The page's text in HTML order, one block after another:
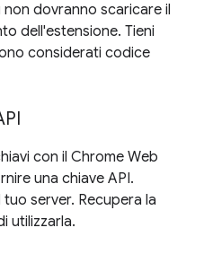
dovranno scaricare il
dell'estensione. Tieni
considerati codice
con il Chrome Web
una chiave API.
server. Recupera la
utilizzarla.